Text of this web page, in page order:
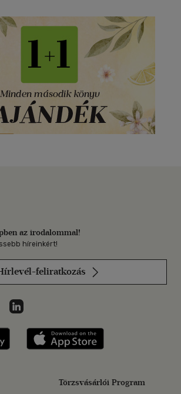
az irodalommal!
híreinkért!
feliratkozás
on
az Instagramon
Libri a LinkedInen
Libri applikáció Szerezd meg: Google
Törzsvásárlói Program